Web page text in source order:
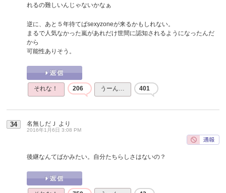
れるの難しいんじゃないかなぁ
逆に、あと５年待てばsexyzoneが来るかもしれない。
まるで人気なかった嵐があれだけ世間に認知されるようになったんだ
から
可能性ありそう。
それな！ 206 うーん… 401
34 名無しだＪ より
2016年1月6日 3:08 PM
後継なんてばかみたい。自分たちらしさはないの？